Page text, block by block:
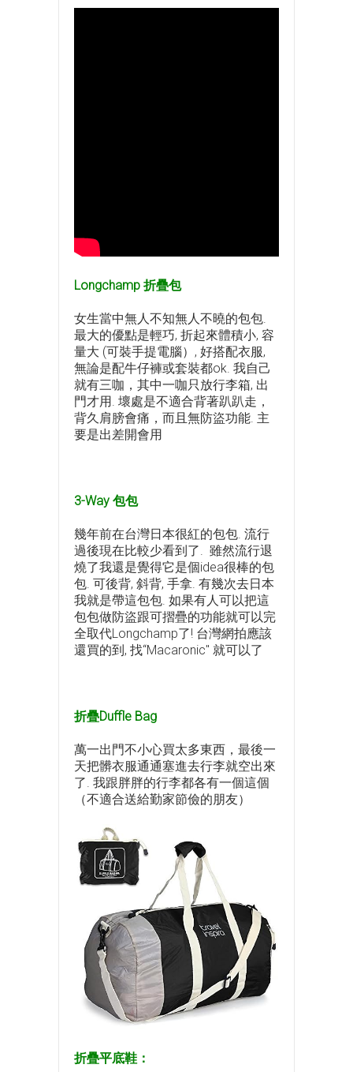
Longchamp 折疊包
女生當中無人不知無人不曉的包包.
最大的優點是輕巧, 折起來體積小, 容
量大 (可裝手提電腦）, 好搭配衣服,
無論是配牛仔褲或套裝都ok. 我自己
就有三咖，其中一咖只放行李箱, 出
門才用. 壞處是不適合背著趴趴走，
背久肩膀會痛，而且無防盜功能. 主
要是出差開會用
3-Way 包包
幾年前在台灣日本很紅的包包. 流行
過後現在比較少看到了. 雖然流行退
燒了我還是覺得它是個idea很棒的包
包. 可後背, 斜背, 手拿. 有幾次去日本
我就是帶這包包. 如果有人可以把這
包包做防盜跟可摺疊的功能就可以完
全取代Longchamp了! 台灣網拍應該
還買的到, 找“Macaronic" 就可以了
折疊Duffle Bag
萬一出門不小心買太多東西，最後一
天把髒衣服通通塞進去行李就空出來
了. 我跟胖胖的行李都各有一個這個
（不適合送給勤家節儉的朋友）
折疊平底鞋：